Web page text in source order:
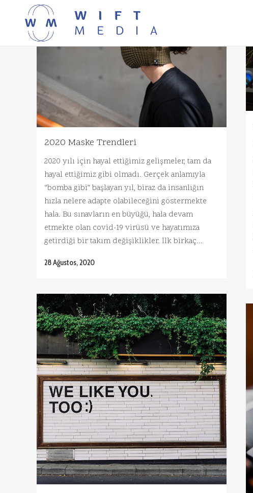
2020 Maske Trendleri
2020 yılı için hayal ettiğimiz gelişmeler, tam da
hayal ettiğimiz gibi olmadı. Gerçek anlamıyla
“bomba gibi” başlayan yıl, biraz da insanlığın
hızla nelere adapte olabileceğini göstermekte
hala. Bu sınavların en büyüğü, hala devam
etmekte olan covid-19 virüsü ve hayatımıza
getirdiği bir takım değişiklikler. İlk birkaç...
28 Ağustos, 2020